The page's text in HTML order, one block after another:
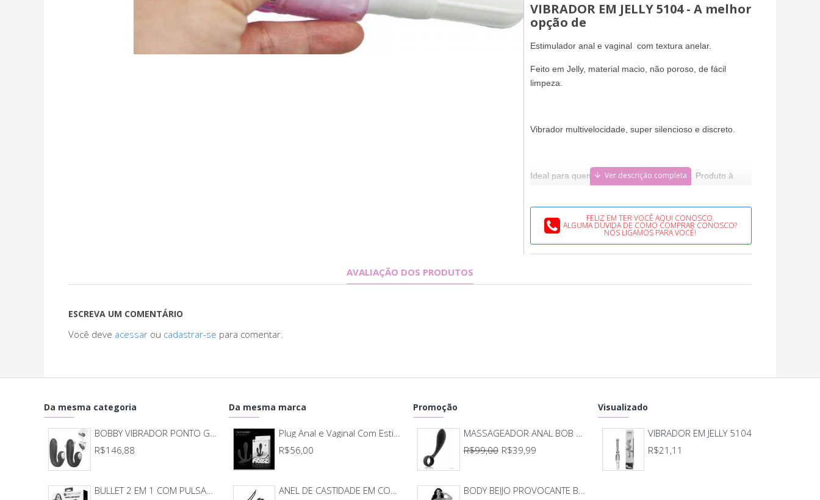
VIBRADOR EM JELLY 5104 - A melhor
opção de
Estimulador anal e vaginal com textura anelar.
Feito em Jelly, material macio, não poroso, de fácil
limpeza.
Vibrador multivelocidade, super silencioso e discreto.
Ideal para quem, desejar novas emoções. Produto à
Modo de uso:
Abra o compartimento de pilhas e as insira no mesmo,
Material:
FELIZ EM TER VOCÊ AQUI CONOSCO.
ALGUMA DÚVIDA DE COMO COMPRAR CONOSCO?
NÓS LIGAMOS PARA VOCÊ!
AVALIAÇÃO DOS PRODUTOS
ESCREVA UM COMENTÁRIO
Você deve acessar ou cadastrar-se para comentar.
Da mesma categoria
BOBBY VIBRADOR PONTO G E CLITORIS 8675
R$146,88
BULLET 2 EM 1 COM PULSAÇÃO E CONTROLE 7192
Da mesma marca
Plug Anal e Vaginal Com Estimulador - Pretty Love Edgar
R$56,00
Promoção
MASSAGEADOR ANAL BOB DEEP BLUE - LELO
R$39,99
R$99,00
Visualizado
VIBRADOR EM JELLY 5104
R$21,11